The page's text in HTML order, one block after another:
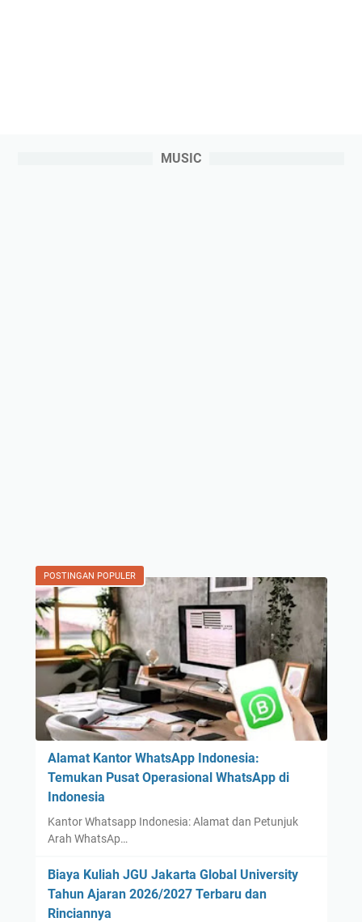
MUSIC
POSTINGAN POPULER
Alamat Kantor WhatsApp Indonesia:
Temukan Pusat Operasional WhatsApp di
Indonesia
Kantor Whatsapp Indonesia: Alamat dan Petunjuk
Arah WhatsAp…
Biaya Kuliah JGU Jakarta Global University
Tahun Ajaran 2026/2027 Terbaru dan
Rinciannya